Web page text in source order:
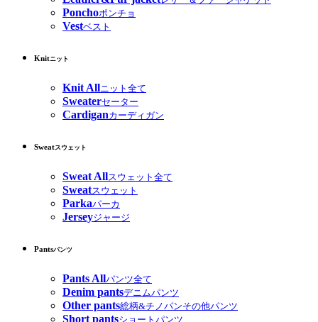
Ponchoポンチョ
Vestベスト
Knitニット
Knit Allニット全て
Sweaterセーター
Cardiganカーディガン
Sweatスウェット
Sweat Allスウェット全て
Sweatスウェット
Parkaパーカ
Jerseyジャージ
Pantsパンツ
Pants Allパンツ全て
Denim pantsデニムパンツ
Other pants総柄&チノパンその他パンツ
Short pantsショートパンツ